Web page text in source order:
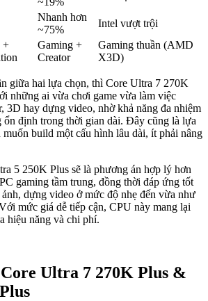
Nhanh hơn
~75%
Intel vượt trội
+
Gaming +
Creator
Gaming thuần (AMD
X3D)
giữa hai lựa chọn, thì Core Ultra 7 270K
những ai vừa chơi game vừa làm việc
3D hay dựng video, nhờ khả năng đa nhiệm
ổn định trong thời gian dài. Đây cũng là lựa
build một cấu hình lâu dài, ít phải nâng
5 250K Plus sẽ là phương án hợp lý hơn
gaming tầm trung, đồng thời đáp ứng tốt
dựng video ở mức độ nhẹ đến vừa như
mức giá dễ tiếp cận, CPU này mang lại
hiệu năng và chi phí.
Ultra 7 270K Plus &